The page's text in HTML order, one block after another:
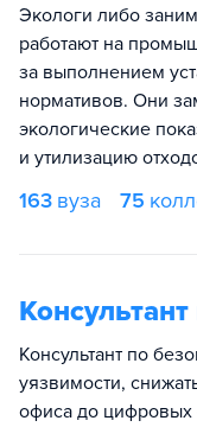
Экологи либо
работают на
за выполнением
нормативов. Они
экологические
и утилизацию
163 вуза 75
Консультант по
уязвимости,
офиса до цифровых